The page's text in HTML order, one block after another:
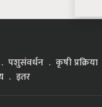
पशुसंवर्धन
कृषी प्रक्रिया
इतर